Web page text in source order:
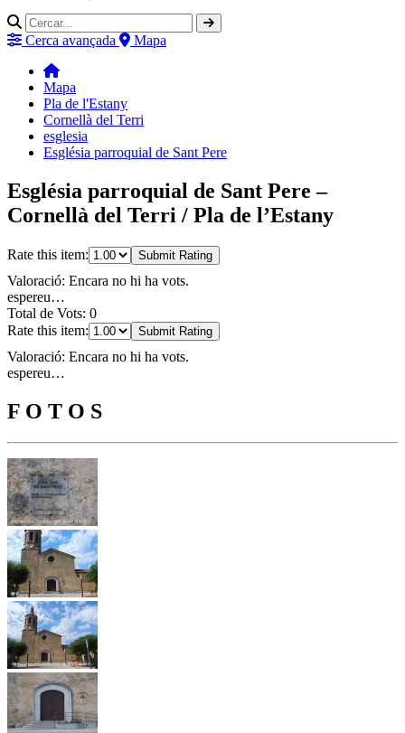
Cerca avançada Mapa
Mapa
Pla de l'Estany
Cornellà del Terri
esglesia
Església parroquial de Sant Pere
Església parroquial de Sant Pere –
Cornellà del Terri / Pla de l’Estany
Rate this item: Submit Rating
Valoració: Encara no hi ha vots.
espereu…
Total de Vots: 0
Rate this item:
Submit Rating
Valoració: Encara no hi ha vots.
espereu…
F O T O S